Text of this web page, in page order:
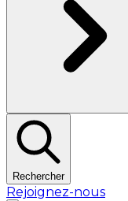
Rechercher
Rejoignez-nous